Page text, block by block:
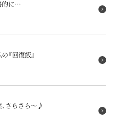
的に…
『回復飯』
、さらさら～♪